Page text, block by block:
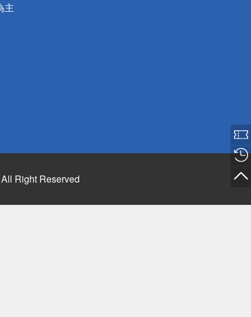
主
Right Reserved